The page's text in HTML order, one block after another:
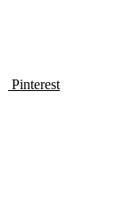
Pinterest